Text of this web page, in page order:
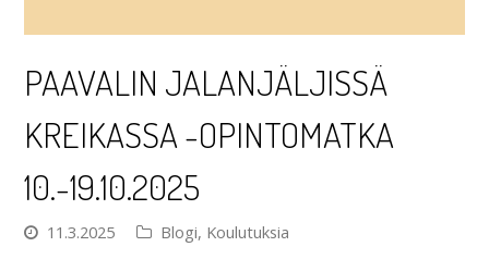
PAAVALIN JALANJÄLJISSÄ
KREIKASSA -OPINTOMATKA
10.-19.10.2025
11.3.2025 Blogi, Koulutuksia